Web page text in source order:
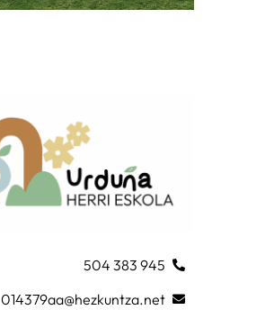
945 383 504
014379aa@hezkuntza.net